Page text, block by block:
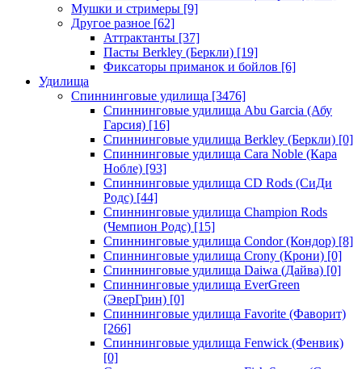
Мушки и стримеры [9]
Другое разное [62]
Аттрактанты [37]
Пасты Berkley (Беркли) [19]
Фиксаторы приманок и бойлов [6]
Удилища
Спиннинговые удилища [3476]
Спиннинговые удилища Abu Garcia (Абу
Гарсия) [16]
Спиннинговые удилища Berkley (Беркли) [0]
Спиннинговые удилища Cara Noble (Кара
Нобле) [93]
Спиннинговые удилища CD Rods (СиДи
Родс) [44]
Спиннинговые удилища Champion Rods
(Чемпион Родс) [15]
Спиннинговые удилища Condor (Кондор) [8]
Спиннинговые удилища Crony (Крони) [0]
Спиннинговые удилища Daiwa (Дайва) [0]
Спиннинговые удилища EverGreen
(ЭверГрин) [0]
Спиннинговые удилища Favorite (Фаворит)
[266]
Спиннинговые удилища Fenwick (Фенвик)
[0]